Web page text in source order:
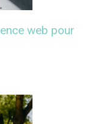
web pour